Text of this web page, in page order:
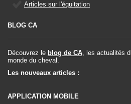
Articles sur l'équitation
BLOG CA
Découvrez le blog de CA, les actualités
monde du cheval.
Les nouveaux articles :
APPLICATION MOBILE